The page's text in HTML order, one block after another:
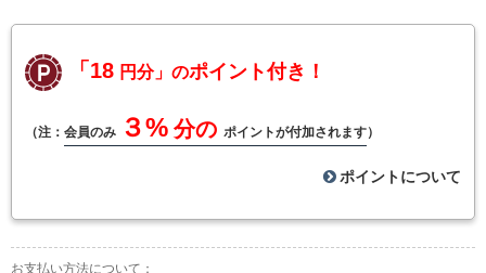
「18 円分」のポイント付き！
（注： 会員のみ ３% 分の ポイントが付加されます）
ポイントについて
お支払い方法について：